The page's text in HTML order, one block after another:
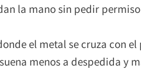
la mano sin pedir
el metal se cruza con el
menos a despedida y